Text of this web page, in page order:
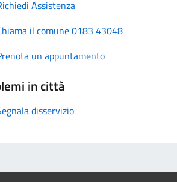
Assistenza
il comune 0183 43048
un appuntamento
in città
disservizio